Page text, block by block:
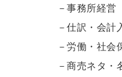
－事務所経営
－仕訳・会計
－労働・社会
－商売ネタ・